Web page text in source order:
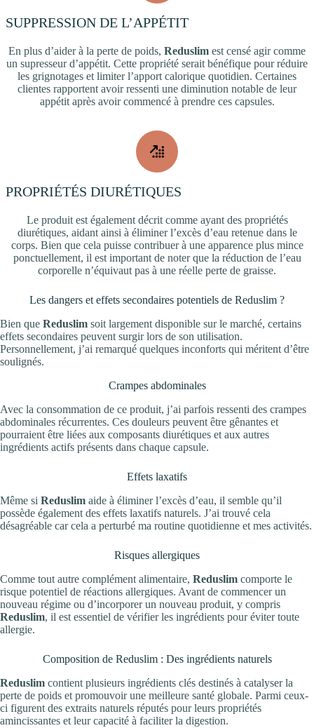
SUPPRESSION DE L’APPÉTIT
En plus d’aider à la perte de poids, Reduslim est censé agir comme
un supresseur d’appétit. Cette propriété serait bénéfique pour réduire
les grignotages et limiter l’apport calorique quotidien. Certaines
clientes rapportent avoir ressenti une diminution notable de leur
appétit après avoir commencé à prendre ces capsules.
PROPRIÉTÉS DIURÉTIQUES
Le produit est également décrit comme ayant des propriétés
diurétiques, aidant ainsi à éliminer l’excès d’eau retenue dans le
corps. Bien que cela puisse contribuer à une apparence plus mince
ponctuellement, il est important de noter que la réduction de l’eau
corporelle n’équivaut pas à une réelle perte de graisse.
Les dangers et effets secondaires potentiels de Reduslim ?
Bien que Reduslim soit largement disponible sur le marché, certains
effets secondaires peuvent surgir lors de son utilisation.
Personnellement, j’ai remarqué quelques inconforts qui méritent d’être
soulignés.
Crampes abdominales
Avec la consommation de ce produit, j’ai parfois ressenti des crampes
abdominales récurrentes. Ces douleurs peuvent être gênantes et
pourraient être liées aux composants diurétiques et aux autres
ingrédients actifs présents dans chaque capsule.
Effets laxatifs
Même si Reduslim aide à éliminer l’excès d’eau, il semble qu’il
possède également des effets laxatifs naturels. J’ai trouvé cela
désagréable car cela a perturbé ma routine quotidienne et mes activités.
Risques allergiques
Comme tout autre complément alimentaire, Reduslim comporte le
risque potentiel de réactions allergiques. Avant de commencer un
nouveau régime ou d’incorporer un nouveau produit, y compris
Reduslim, il est essentiel de vérifier les ingrédients pour éviter toute
allergie.
Composition de Reduslim : Des ingrédients naturels
Reduslim contient plusieurs ingrédients clés destinés à catalyser la
perte de poids et promouvoir une meilleure santé globale. Parmi ceux-
ci figurent des extraits naturels réputés pour leurs propriétés
amincissantes et leur capacité à faciliter la digestion.